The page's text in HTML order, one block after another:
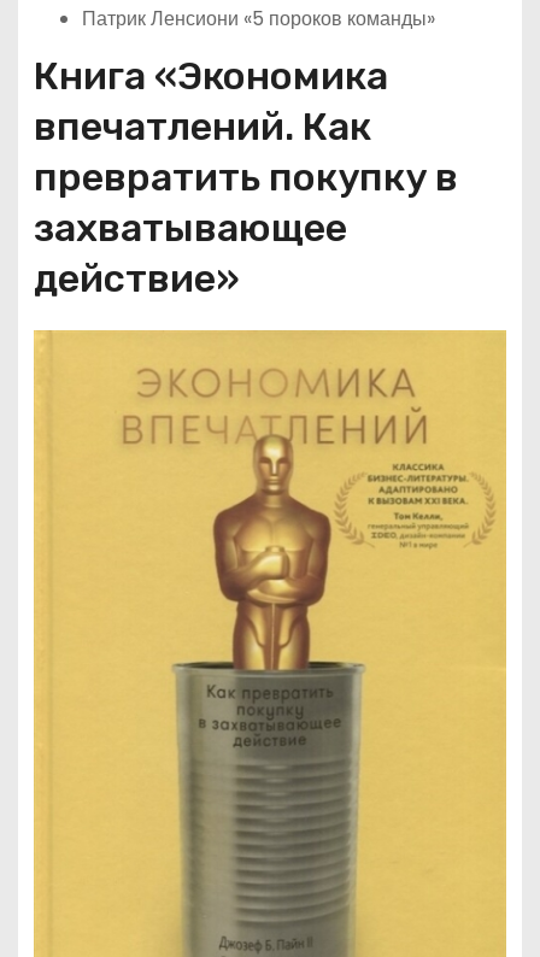
Патрик Ленсиони «5 пороков команды»
Книга «Экономика
впечатлений. Как
превратить покупку в
захватывающее
действие»